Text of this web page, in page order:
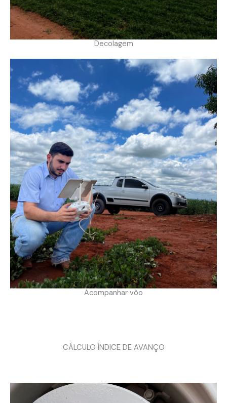
Decolagem
Acompanhar vôo
CÁLCULO ÍNDICE DE AVANÇO